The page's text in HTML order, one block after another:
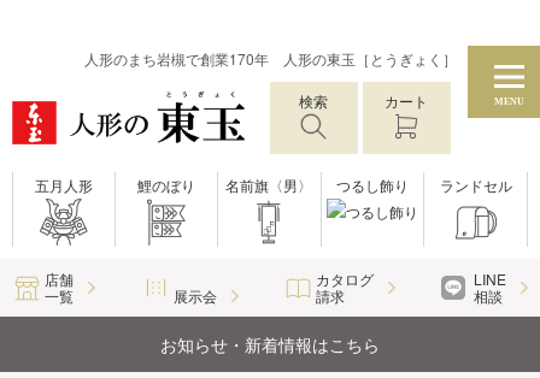
人形のまち岩槻で創業170年 人形の東玉［とうぎょく］
検索 カート MENU
五月人形 鯉のぼり 名前旗〈男〉 つるし飾り ランドセル
店舗
一覧
展示会
カタログ
請求
LINE
相談
お知らせ・新着情報はこちら